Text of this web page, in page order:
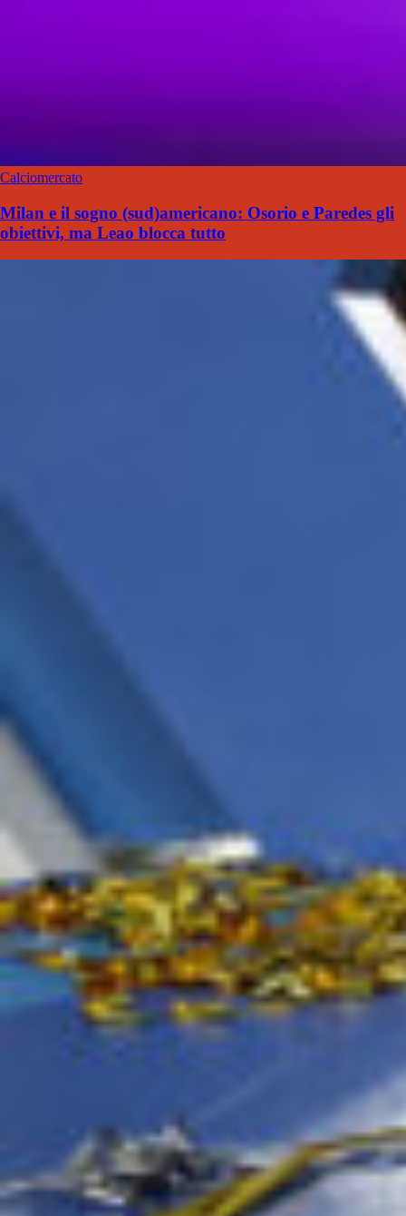
Calciomercato
Milan e il sogno (sud)americano: Osorio e Paredes gli
obiettivi, ma Leao blocca tutto